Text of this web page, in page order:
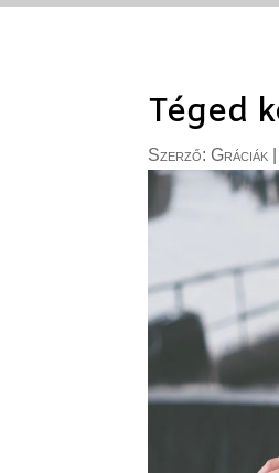
Téged
Szerző:Gráciák